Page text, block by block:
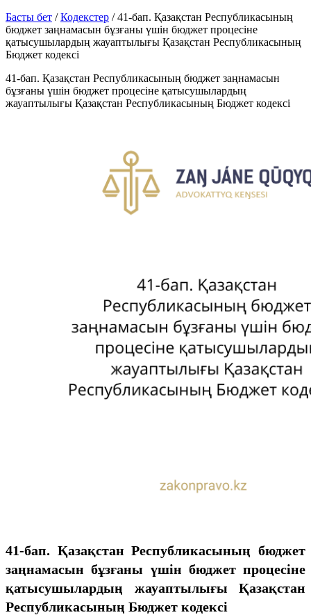
Басты бет /Кодекстер /41-бап. Қазақстан Республикасының
бюджет заңнамасын бұзғаны үшін бюджет процесіне
қатысушылардың жауаптылығы Қазақстан Республикасының
Бюджет кодексі
41-бап. Қазақстан Республикасының бюджет заңнамасын
бұзғаны үшін бюджет процесіне қатысушылардың
жауаптылығы Қазақстан Республикасының Бюджет кодексі
41-бап. Қазақстан Республикасының бюджет
заңнамасын бұзғаны үшін бюджет процесіне
қатысушылардың жауаптылығы Қазақстан
Республикасының Бюджет кодексі